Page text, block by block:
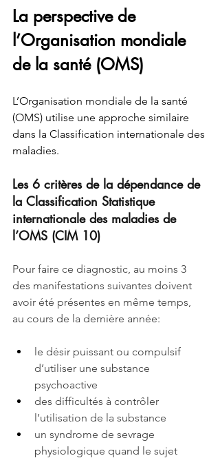
La perspective de
l’Organisation mondiale
de la santé (OMS)
L’Organisation mondiale de la santé
(OMS) utilise une approche similaire
dans la Classification internationale des
maladies.
Les 6 critères de la dépendance de
la Classification Statistique
internationale des maladies de
l’OMS (CIM 10)
Pour faire ce diagnostic, au moins 3
des manifestations suivantes doivent
avoir été présentes en même temps,
au cours de la dernière année:
le désir puissant ou compulsif
d’utiliser une substance
psychoactive
des difficultés à contrôler
l’utilisation de la substance
un syndrome de sevrage
physiologique quand le sujet